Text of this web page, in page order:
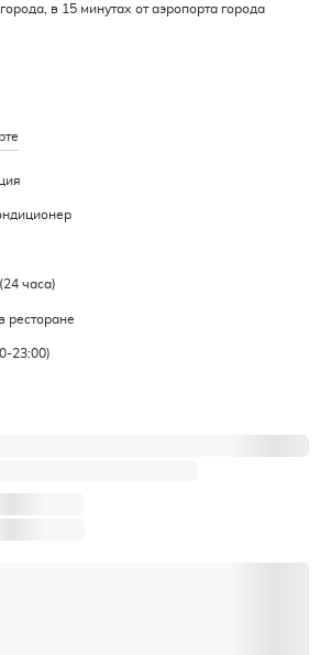
в 15 минутах от аэропорта города
часа)
ресторане
23:00)